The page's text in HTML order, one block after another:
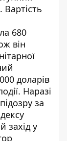
680
він
доларів
Наразі
за
захід у